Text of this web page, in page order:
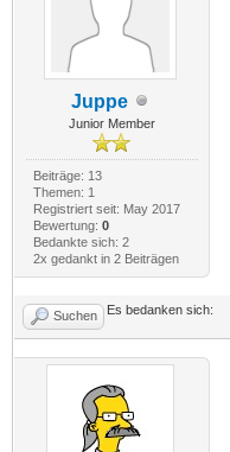
Juppe
Junior Member
Beiträge: 13
Themen: 1
Registriert seit: May 2017
Bewertung: 0
Bedankte sich: 2
2x gedankt in 2 Beiträgen
Suchen Es bedanken sich: